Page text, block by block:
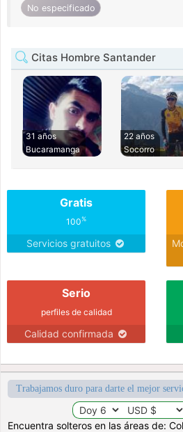
No especificado
Citas Hombre Santander
31 años
Bucaramanga
22 años
Socorro
Gratis
100%
Servicios gratuitos
Serio
perfiles de calidad
Calidad confirmada
Trabajamos duro para darte el mejor
Encuentra solteros en las áreas de: